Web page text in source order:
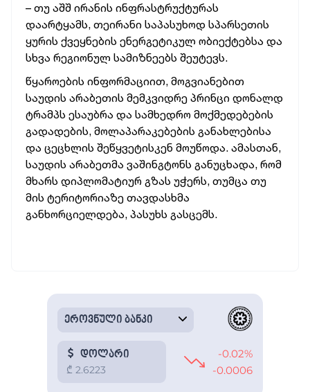
– თუ აშშ ირანის ინფრასტრუქტურას
დაარტყამს, თეირანი საპასუხოდ სპარსეთის
ყურის ქვეყნების ენერგეტიკულ ობიექტებსა და
სხვა რეგიონულ სამიზნეებს შეუტევს.
წყაროების ინფორმაციით, მოგვიანებით
საუდის არაბეთის მემკვიდრე პრინცი დონალდ
ტრამპს ესაუბრა და სამხედრო მოქმედებების
გადადების, მოლაპარაკებების განახლებისა
და ცეცხლის შეწყვეტისკენ მოუწოდა. ამასთან,
საუდის არაბეთმა ვაშინგტონს განუცხადა, რომ
მხარს დიპლომატიურ გზას უჭერს, თუმცა თუ
მის ტერიტორიაზე თავდასხმა
განხორციელდება, პასუხს გასცემს.